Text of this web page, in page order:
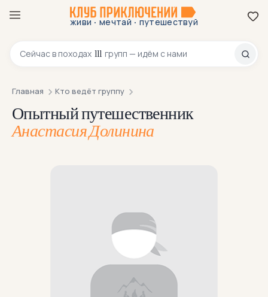
живи · мечтай · путешествуй
Сейчас в походах 111 групп — идём с нами
8 800 200-70-23
Главная Кто ведёт группу
Опытный путешественник
Анастасия Долинина